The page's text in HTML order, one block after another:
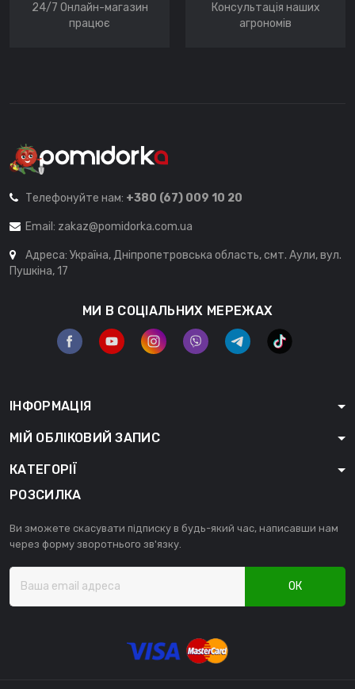
24/7 Онлайн-магазин
працює
Консультація наших
агрономів
Телефонуйте нам: +380 (67) 009 10 20
Email: zakaz@pomidorka.com.ua
Адреса: Україна, Дніпропетровська область, смт. Аули, вул.
Пушкіна, 17
МИ В СОЦІАЛЬНИХ МЕРЕЖАХ
ІНФОРМАЦІЯ
МІЙ ОБЛІКОВИЙ ЗАПИС
КАТЕГОРІЇ
РОЗСИЛКА
Ви зможете скасувати підписку в будь-який час, написавши нам
через форму зворотнього зв'язку.
ОК